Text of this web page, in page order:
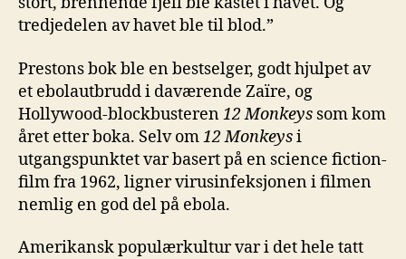
tredjedelen av havet ble til blod.”
Prestons bok ble en bestselger, godt hjulpet av
et ebolautbrudd i daværende Zaïre, og
Hollywood-blockbusteren12Monkeys som kom
året etter boka. Selv om12Monkeysi
utgangspunktet var basert på en science fiction-
film fra 1962, ligner virusinfeksjonen i filmen
nemlig en god del på ebola.
Amerikansk populærkultur var i det hele tatt